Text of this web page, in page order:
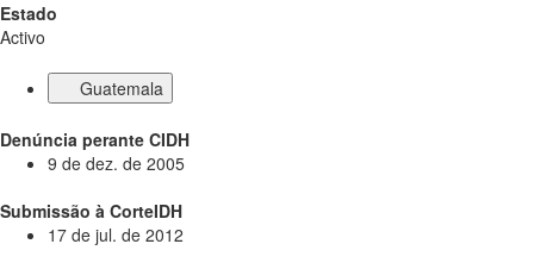
Estado
Activo
Guatemala
Denúncia perante CIDH
9 de dez. de 2005
Submissão à CorteIDH
17 de jul. de 2012